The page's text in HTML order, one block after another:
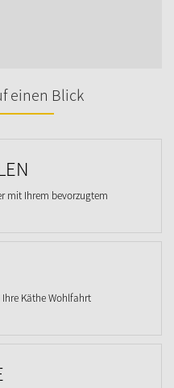
einen Blick
mit Ihrem bevorzugtem
Käthe Wohlfahrt